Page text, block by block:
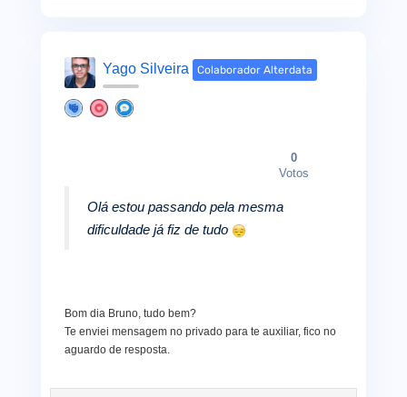
Yago Silveira Colaborador Alterdata
0
Votos
Olá estou passando pela mesma
dificuldade já fiz de tudo
Bom dia Bruno, tudo bem?
Te enviei mensagem no privado para te auxiliar, fico no
aguardo de resposta.